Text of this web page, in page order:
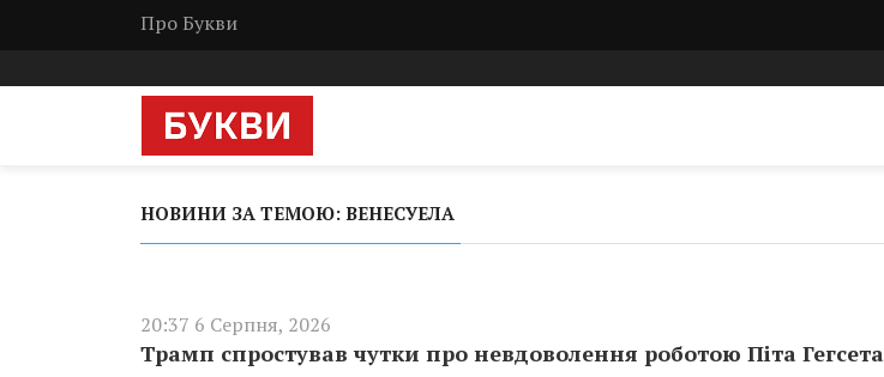
Про Букви
НОВИНИ ЗА ТЕМОЮ: ВЕНЕСУЕЛА
20:37 6 Серпня, 2026
Трамп спростував чутки про невдоволення роботою Піта Гегсета